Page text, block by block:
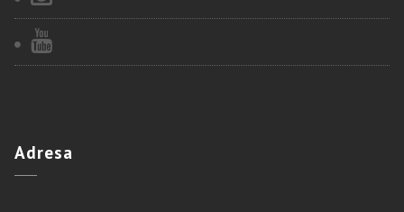
Adresa